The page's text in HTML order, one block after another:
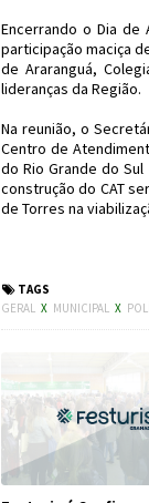
Encerrando o Dia de
participação maciça
de Araranguá,
lideranças da Região.
Na reunião, o
Centro de
do Rio Grande do
construção do CAT
de Torres na
TAGS
GERAL X MUNICIPAL X